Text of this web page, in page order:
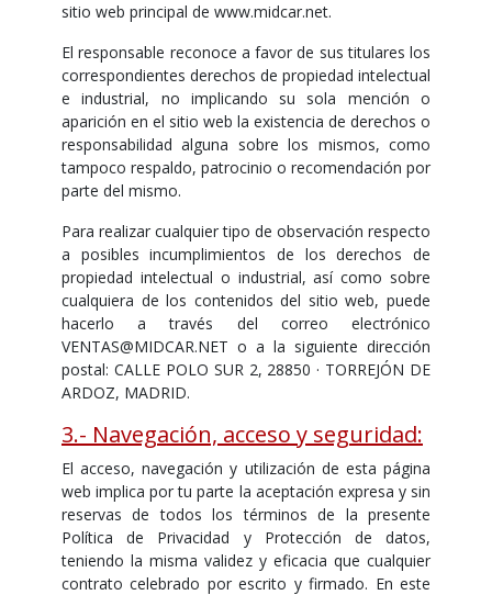
sitio web principal de www.midcar.net.
El responsable reconoce a favor de sus titulares los
correspondientes derechos de propiedad intelectual
e industrial, no implicando su sola mención o
aparición en el sitio web la existencia de derechos o
responsabilidad alguna sobre los mismos, como
tampoco respaldo, patrocinio o recomendación por
parte del mismo.
Para realizar cualquier tipo de observación respecto
a posibles incumplimientos de los derechos de
propiedad intelectual o industrial, así como sobre
cualquiera de los contenidos del sitio web, puede
hacerlo a través del correo electrónico
VENTAS@MIDCAR.NET o a la siguiente dirección
postal: CALLE POLO SUR 2, 28850 · TORREJÓN DE
ARDOZ, MADRID.
3.- Navegación, acceso y seguridad:
El acceso, navegación y utilización de esta página
web implica por tu parte la aceptación expresa y sin
reservas de todos los términos de la presente
Política de Privacidad y Protección de datos,
teniendo la misma validez y eficacia que cualquier
contrato celebrado por escrito y firmado. En este